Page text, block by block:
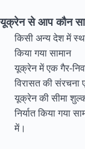
यूक्रेन से आप कौन सा
किसी अन्य देश में
किया गया सामान
यूक्रेन में एक गैर-
विरासत की संरचना
यूक्रेन की सीमा शुल्क
निर्यात किया गया
में।